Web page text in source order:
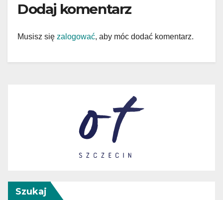
Dodaj komentarz
Musisz się zalogować, aby móc dodać komentarz.
Szukaj